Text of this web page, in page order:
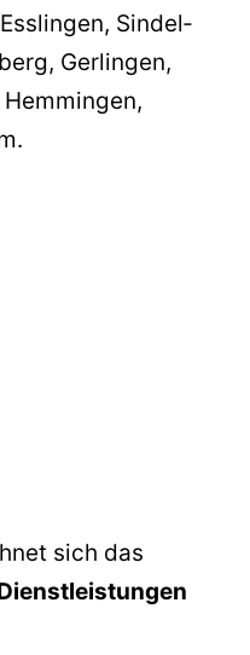
Sindel­
Gerlingen,
sich das